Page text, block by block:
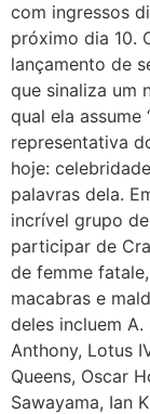
com ingressos
próximo dia 10.
lançamento de
que sinaliza um
qual ela assume
representativa
hoje:
palavras dela.
incrível grupo
participar de
de femme
macabras e
deles incluem
Anthony, Lotus
Queens, Oscar
Sawayama, Ian